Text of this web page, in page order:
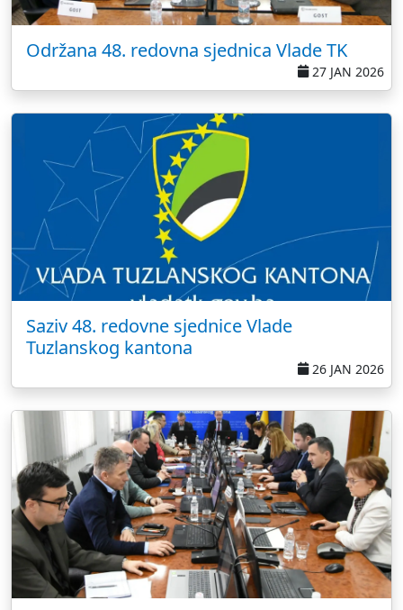
Održana 48. redovna sjednica Vlade TK
27 JAN 2026
Saziv 48. redovne sjednice Vlade
Tuzlanskog kantona
26 JAN 2026